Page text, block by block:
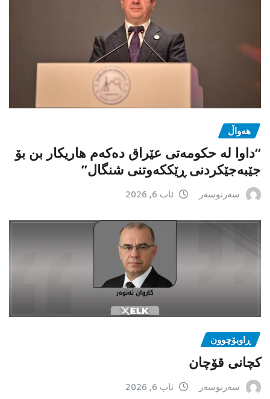
هەواڵ
“داوا لە حكومەتی عێراق دەكەم هاریكار بن بۆ
جێبەجێكردنی ڕێككەوتنی شنگال”
سەرنوسەر ئاب 6, 2026
ڕاوبۆچوون
کچانی قۆچان
سەرنوسەر ئاب 6, 2026